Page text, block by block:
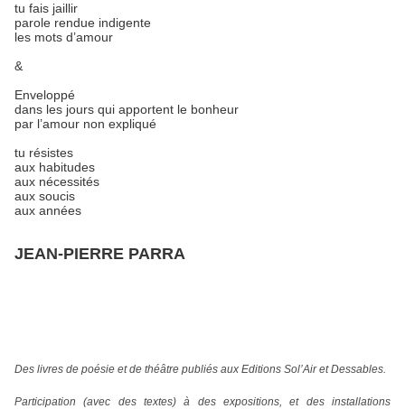
tu fais jaillir
parole rendue indigente
les mots d’amour
&
Enveloppé
dans les jours qui apportent le bonheur
par l’amour non expliqué
tu résistes
aux habitudes
aux nécessités
aux soucis
aux années
JEAN-PIERRE PARRA
Des livres de poésie et de théâtre publiés aux Editions Sol’Air et Dessables.
Participation (avec des textes) à des expositions, et des installations